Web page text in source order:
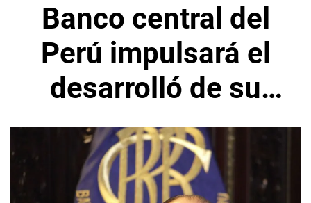
Banco central del
Perú impulsará el
desarrolló de su
propia moneda
digital